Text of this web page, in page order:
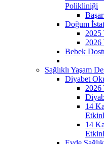
Polikliniği
Doğum
Bebek
Sağlıklı Yaşam
Diyabet
2026
14
14